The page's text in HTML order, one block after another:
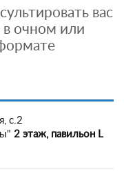
вас
в очном или
с.2
2 этаж, павильон L